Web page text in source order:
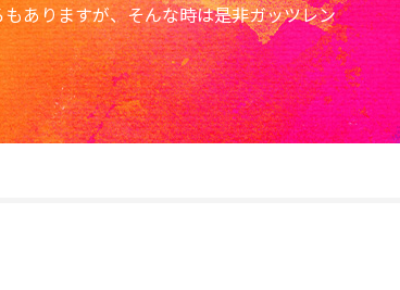
ありますが、そんな時は是非ガッツレン